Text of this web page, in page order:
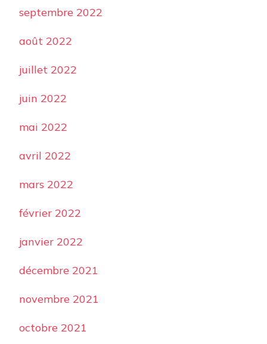
septembre 2022
août 2022
juillet 2022
juin 2022
mai 2022
avril 2022
mars 2022
février 2022
janvier 2022
décembre 2021
novembre 2021
octobre 2021